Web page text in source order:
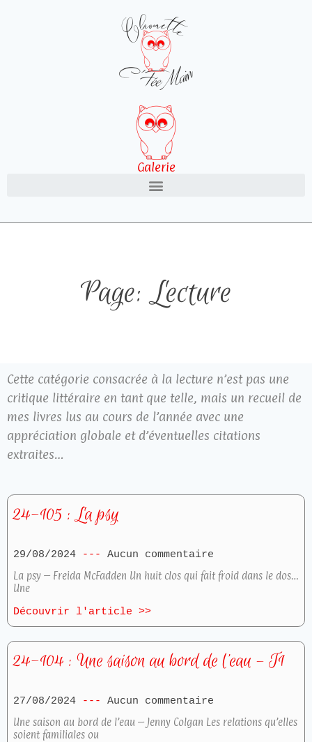
Galerie
Page: Lecture
Cette catégorie consacrée à la lecture n’est pas une
critique littéraire en tant que telle, mais un recueil de
mes livres lus au cours de l’année avec une
appréciation globale et d’éventuelles citations
extraites…
24-105 : La psy
29/08/2024
Aucun commentaire
La psy – Freida McFadden Un huit clos qui fait froid dans le dos…
Une
Découvrir l'article >>
24-104 : Une saison au bord de l’eau – T1
27/08/2024
Aucun commentaire
Une saison au bord de l’eau – Jenny Colgan Les relations qu’elles
soient familiales ou